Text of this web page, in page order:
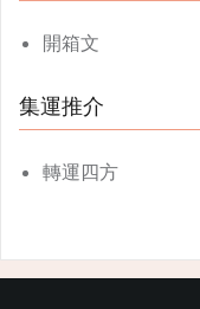
開箱文
集運推介
轉運四方